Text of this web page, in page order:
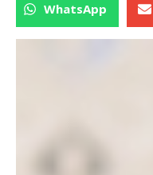
WhatsApp